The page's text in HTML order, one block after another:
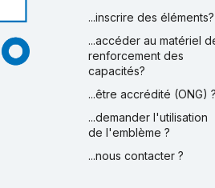
...inscrire des éléments?
...accéder au matériel
renforcement des
capacités?
...être accrédité (ONG) ?
...demander l'utilisation
de l'emblème ?
...nous contacter ?